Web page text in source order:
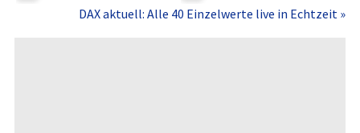
DAX aktuell: Alle 40 Einzelwerte live in Echtzeit »